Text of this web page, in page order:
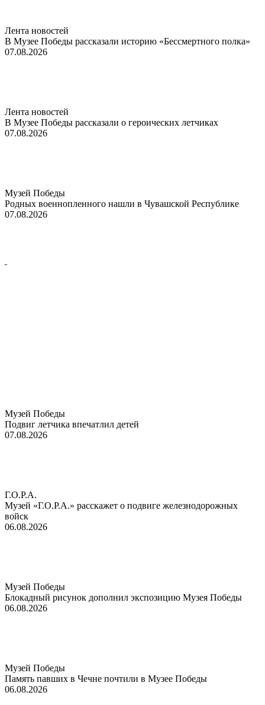
Лента новостей
В Музее Победы рассказали историю «Бессмертного полка»
07.08.2026
Лента новостей
В Музее Победы рассказали о героических летчиках
07.08.2026
Музей Победы
Родных военнопленного нашли в Чувашской Республике
07.08.2026
Музей Победы
Подвиг летчика впечатлил детей
07.08.2026
Г.О.Р.А.
Музей «Г.О.Р.А.» расскажет о подвиге железнодорожных
войск
06.08.2026
Музей Победы
Блокадный рисунок дополнил экспозицию Музея Победы
06.08.2026
Музей Победы
Память павших в Чечне почтили в Музее Победы
06.08.2026